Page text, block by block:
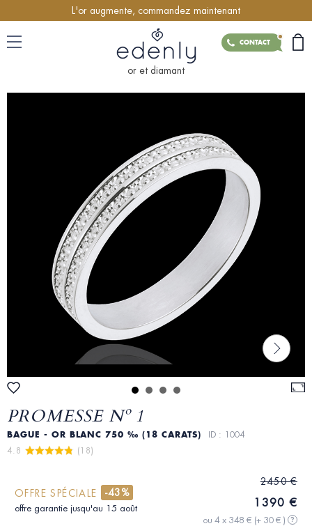
L'or augmente, commandez maintenant
CONTACT
or et diamant
PROMESSE Nº 1
BAGUE - OR BLANC 750 ‰ (18 CARATS) ID : 1004
4.8
(18)
OFFRE SPÉCIALE -43%
offre garantie jusqu'au 15 août
2450 €
1390 €
ou 4 x 348 € (+ 30 € ) ?